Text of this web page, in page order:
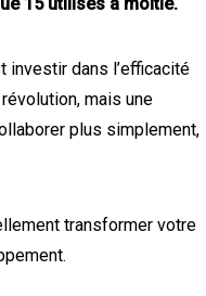
15 utilisés à moitié.
investir dans l’efficacité
mais une
plus simplement,
transformer votre